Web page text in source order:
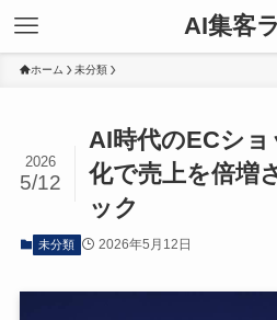
AI集客
ホーム 未分類
AI時代のECシ
化で売上を倍増
ック
2026
5/12
未分類 2026年5月12日